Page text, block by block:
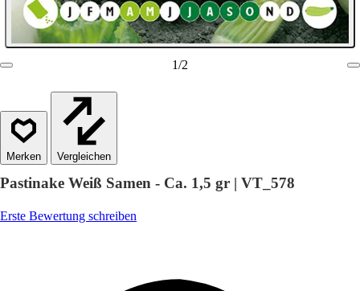
1/2
Vergleichen
Pastinake Weiß Samen - Ca. 1,5 gr | VT_578
Erste Bewertung schreiben